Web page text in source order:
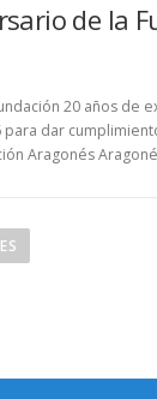
de la
20 años de
dar
Aragonés